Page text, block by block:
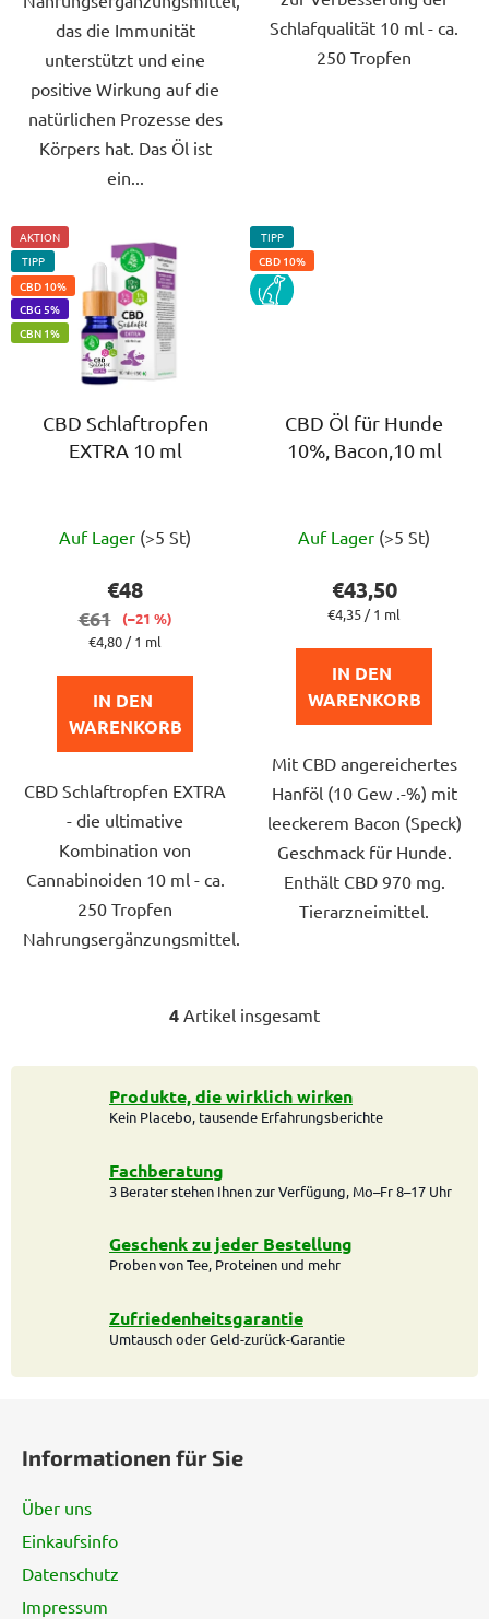
das die Immunität
unterstützt und eine
positive Wirkung auf die
natürlichen Prozesse des
Körpers hat. Das Öl ist
ein...
Schlafqualität 10 ml - ca.
250 Tropfen
AKTION
TIPP
CBD 10%
CBG 5%
CBN 1%
CBD Schlaftropfen
EXTRA 10 ml
durchschnittliche
Produktbewertung
5,0
5
Sternen.
Auf Lager (>5 St)
€48
€61
(–21 %)
Verkaufspreis:
€4,80 / 1 ml
IN DEN
WARENKORB
CBD Schlaftropfen EXTRA
- die ultimative
Kombination von
Cannabinoiden 10 ml - ca.
250 Tropfen
Nahrungsergänzungsmittel.
TIPP
CBD 10%
PES
CBD Öl für Hunde
10%, Bacon,10 ml
ist
von
5
Sternen.
Auf Lager (>5 St)
€43,50
Verkaufspreis:
€4,35 / 1 ml
IN DEN
WARENKORB
Mit CBD angereichertes
Hanföl (10 Gew .-%) mit
leeckerem Bacon (Speck)
Geschmack für Hunde.
Enthält CBD 970 mg.
Tierarzneimittel.
S
e
u
e
l
m
e
t
e
e
i
4 Artikel insgesamt
Produkte, die wirklich wirken
Kein Placebo, tausende Erfahrungsberichte
Fachberatung
3 Berater stehen Ihnen zur Verfügung, Mo–Fr 8–17 Uhr
Geschenk zu jeder Bestellung
Proben von Tee, Proteinen und mehr
Zufriedenheitsgarantie
Umtausch oder Geld-zurück-Garantie
Informationen für Sie
Über uns
Einkaufsinfo
Datenschutz
Impressum